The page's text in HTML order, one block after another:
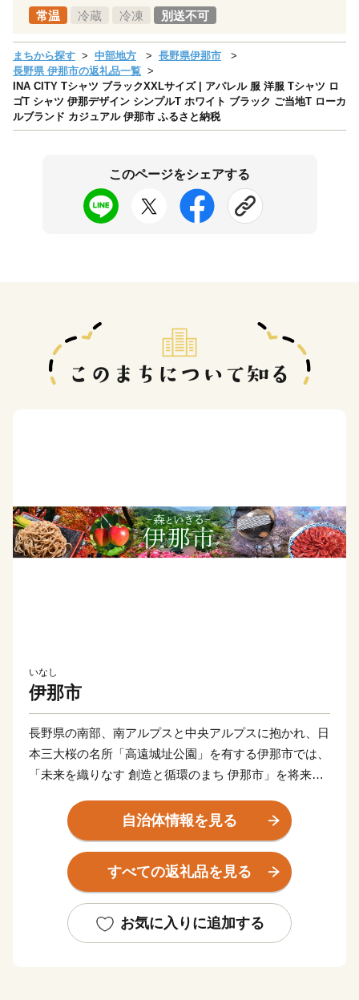
常温 冷蔵 冷凍 別送不可
まちから探す 中部地方
長野県伊那市
長野県 伊那市の返礼品一覧
INA CITY Tシャツ ブラックXXLサイズ | アパレル 服 洋服 Tシャツ ロ
ゴT シャツ 伊那デザイン シンプルT ホワイト ブラック ご当地T ローカ
ルブランド カジュアル 伊那市 ふるさと納税
このページをシェアする
いなし
伊那市
長野県の南部、南アルプスと中央アルプスに抱かれ、日
本三大桜の名所「高遠城址公園」を有する伊那市では、
「未来を織りなす 創造と循環のまち 伊那市」を将来像
取り組んでいます。
遠く故郷を離れてお住まいの皆さん、当市の自然や歴
史・文化を愛される皆さん、ふるさと納税を通じて伊那
市のまちづくりにご参加いただければ幸いです。
自治体情報を見る
すべての返礼品を見る
お気に入りに追加する